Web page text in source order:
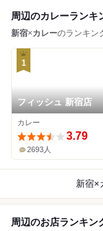
周辺のカレーランキ
新宿×カレーのランキン
1
フィッシュ 新宿店
カレー
3.79
2693人
新宿×
周辺のお店ランキン